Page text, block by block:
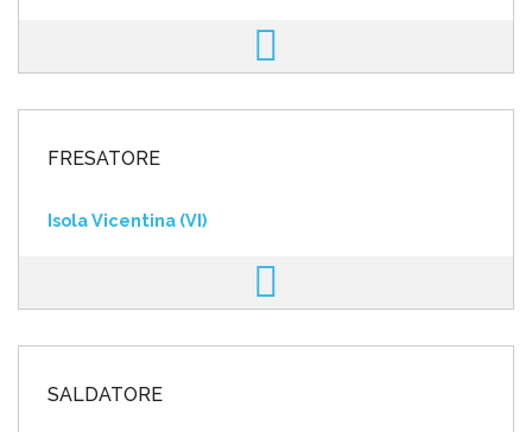
FRESATORE
Isola Vicentina (VI)
SALDATORE